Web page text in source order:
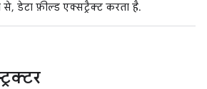
डेटा फ़ील्ड एक्सट्रैक्ट करता है.